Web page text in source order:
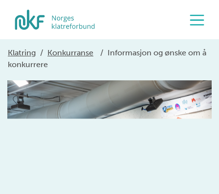
Klatring / Konkurranse / Informasjon og ønske om å
konkurrere